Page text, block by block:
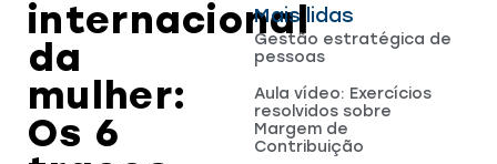
internacional
da
mulher:
Os 6
Mais lidas
Gestão estratégica de
pessoas
Aula vídeo: Exercícios
resolvidos sobre
Margem de
Contribuição